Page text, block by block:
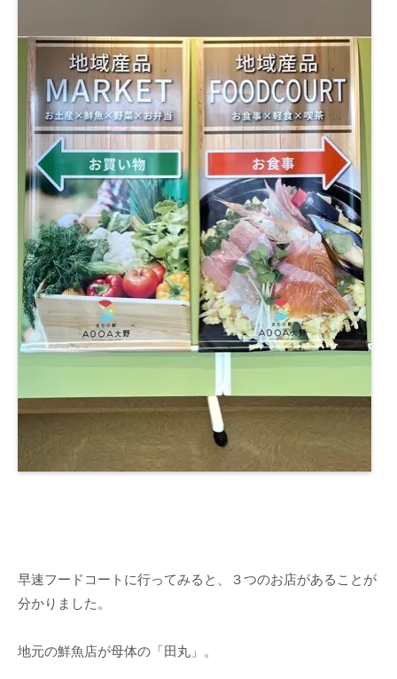
早速フードコートに行ってみると、３つのお店があることが
分かりました。
地元の鮮魚店が母体の「田丸」。